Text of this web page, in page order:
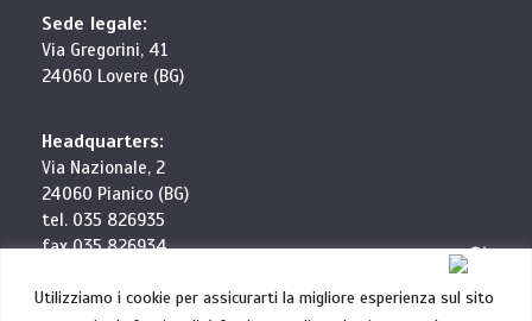
Utilizziamo i cookie per assicurarti la migliore esperienza sul sito
Sede legale:
Via Gregorini, 41
24060 Lovere (BG)
Headquarters:
Via Nazionale, 2
24060 Pianico (BG)
tel. 035 826935
fax 035 826934